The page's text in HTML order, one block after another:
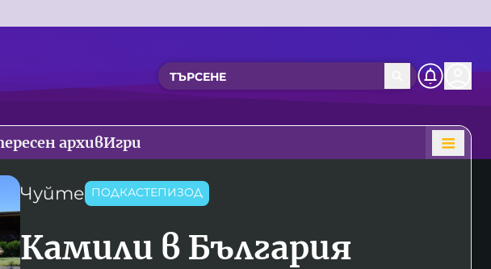
архивИгри
Чуйте ПОДКАСТЕПИЗОД
Камили в България